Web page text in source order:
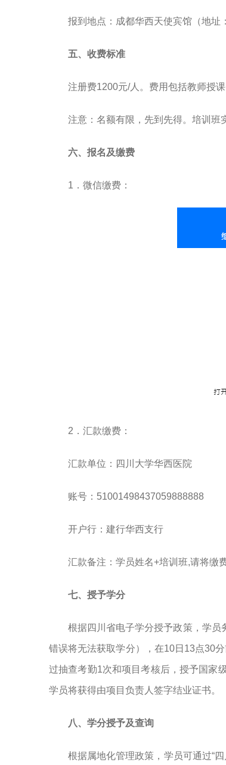
报到地点：成都华西天使宾馆（地址
五、收费标准
注册费1200元/人。费用包括教师授
注意：名额有限，先到先得。培训班
六、报名及缴费
1．微信缴费：
2．汇款缴费：
汇款单位：四川大学华西医院
账号：51001498437059888888
开户行：建行华西支行
汇款备注：学员姓名+培训班,请将缴
七、授予学分
根据四川省电子学分授予政策，学员
错误将无法获取学分），在10日13点30
过抽查考勤1次和项目考核后，授予国家
学员将获得由项目负责人签字结业证书。
八、学分授予及查询
根据属地化管理政策，学员可通过“